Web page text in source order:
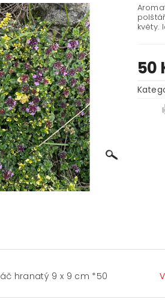
květy.
50
hranatý 9 x 9 cm *50